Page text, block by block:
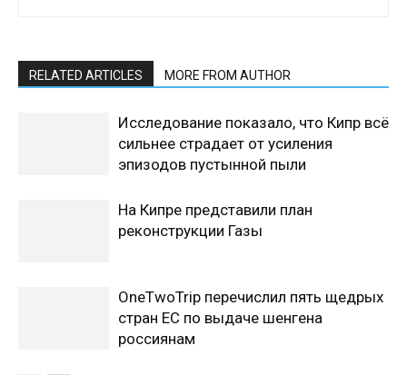
RELATED ARTICLES MORE FROM AUTHOR
Исследование показало, что Кипр всё
сильнее страдает от усиления
эпизодов пустынной пыли
На Кипре представили план
реконструкции Газы
OneTwoTrip перечислил пять щедрых
стран ЕС по выдаче шенгена
россиянам